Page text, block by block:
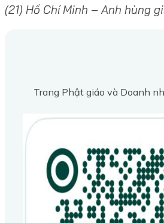
(21) Hồ Chí Minh – Anh hùng
Trang Phật giáo và Doanh